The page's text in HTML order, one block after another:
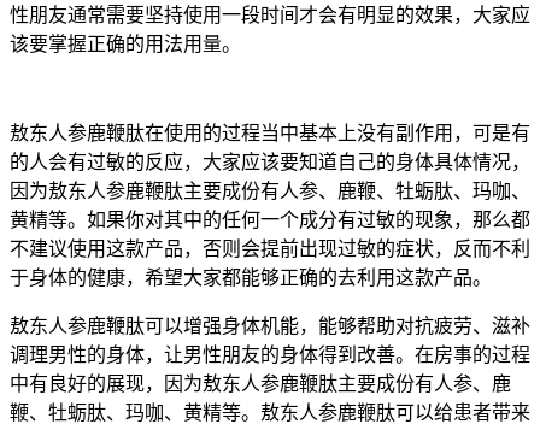
性朋友通常需要坚持使用一段时间才会有明显的效果，大家应
该要掌握正确的用法用量。
敖东人参鹿鞭肽在使用的过程当中基本上没有副作用，可是有
的人会有过敏的反应，大家应该要知道自己的身体具体情况，
因为敖东人参鹿鞭肽主要成份有人参、鹿鞭、牡蛎肽、玛咖、
黄精等。如果你对其中的任何一个成分有过敏的现象，那么都
不建议使用这款产品，否则会提前出现过敏的症状，反而不利
于身体的健康，希望大家都能够正确的去利用这款产品。
敖东人参鹿鞭肽可以增强身体机能，能够帮助对抗疲劳、滋补
调理男性的身体，让男性朋友的身体得到改善。在房事的过程
中有良好的展现，因为敖东人参鹿鞭肽主要成份有人参、鹿
鞭、牡蛎肽、玛咖、黄精等。敖东人参鹿鞭肽可以给患者带来